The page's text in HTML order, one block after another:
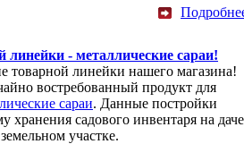
линейки - металлические сараи!
товарной линейки нашего магазина!
востребованный продукт для
сараи. Данные постройки
хранения садового инвентаря на даче
участке.